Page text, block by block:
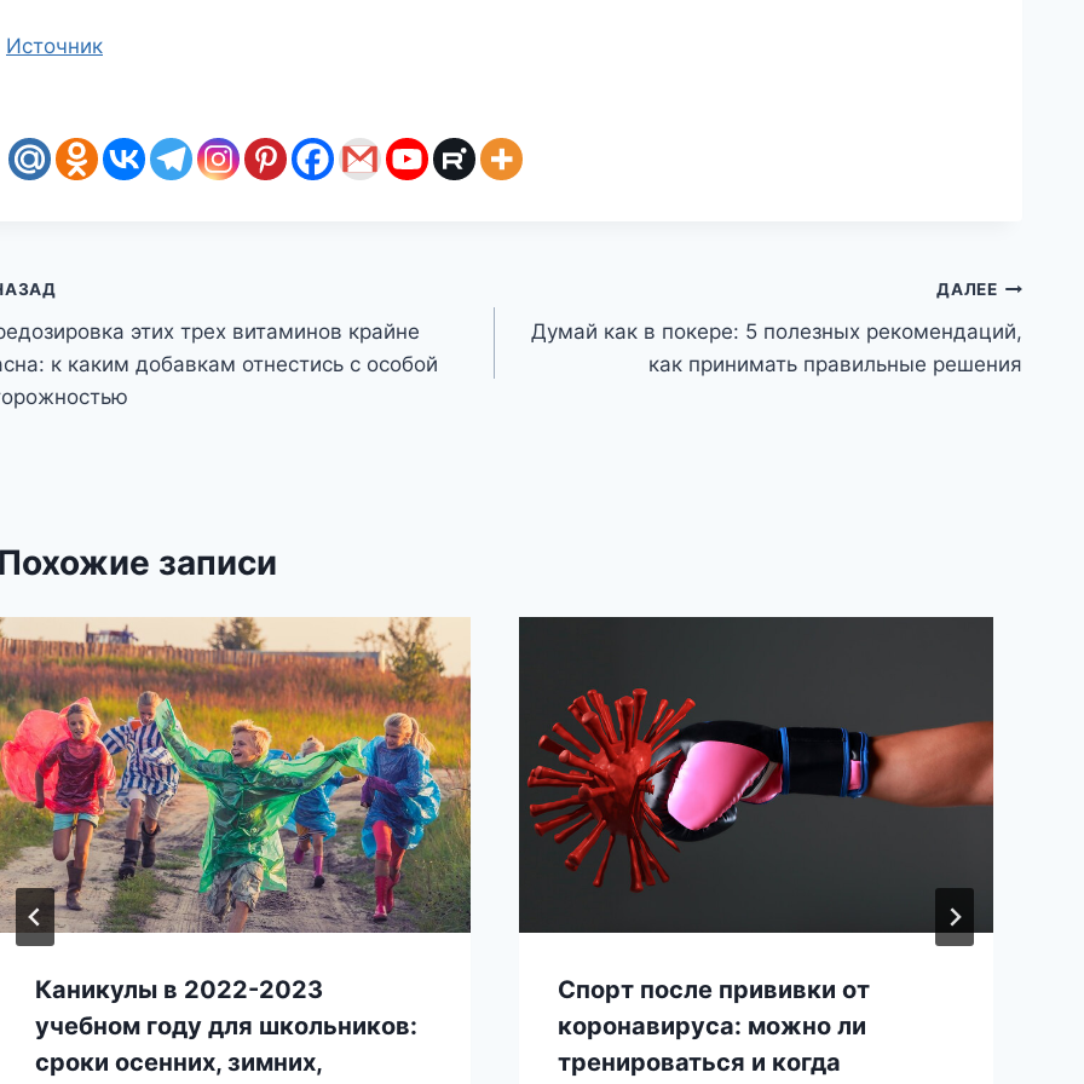
Источник
этих трех витаминов крайне
к каким добавкам отнестись с особой
ДАЛЕЕ
Думай как в покере: 5 полезных рекомендаций,
как принимать правильные решения
Похожие записи
Каникулы в 2022-2023
учебном году для школьников:
сроки осенних, зимних,
Спорт после прививки от
коронавируса: можно ли
тренироваться и когда